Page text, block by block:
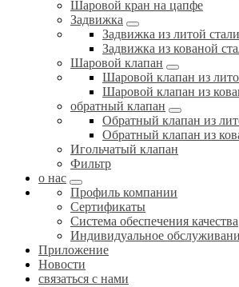
Шаровой кран на цапфе
Задвижка
Задвижка из литой стали
Задвижка из кованой
Шаровой клапан
Шаровой клапан из
Шаровой клапан из
обратный клапан
Обратный клапан из
Обратный клапан из
Игольчатый клапан
Фильтр
о нас
Профиль компании
Сертификаты
Система обеспечения качества
Индивидуальное
Приложение
Новости
связаться с нами